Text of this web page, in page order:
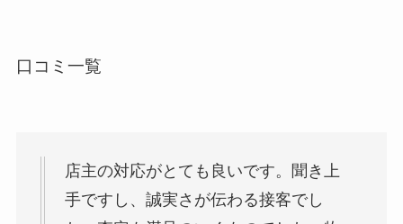
口コミ一覧
店主の対応がとても良いです。聞き上
手ですし、誠実さが伝わる接客でし